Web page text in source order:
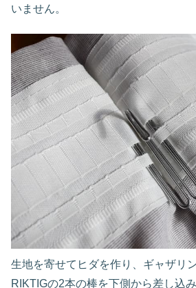
いません。
生地を寄せてヒダを作り、ギャザリ
RIKTIGの2本の棒を下側から差し込み